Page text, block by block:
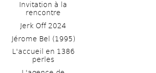
Invitation à la
rencontre
Jerk Off 2024
Jérome Bel (1995)
L'accueil en 1386
perles